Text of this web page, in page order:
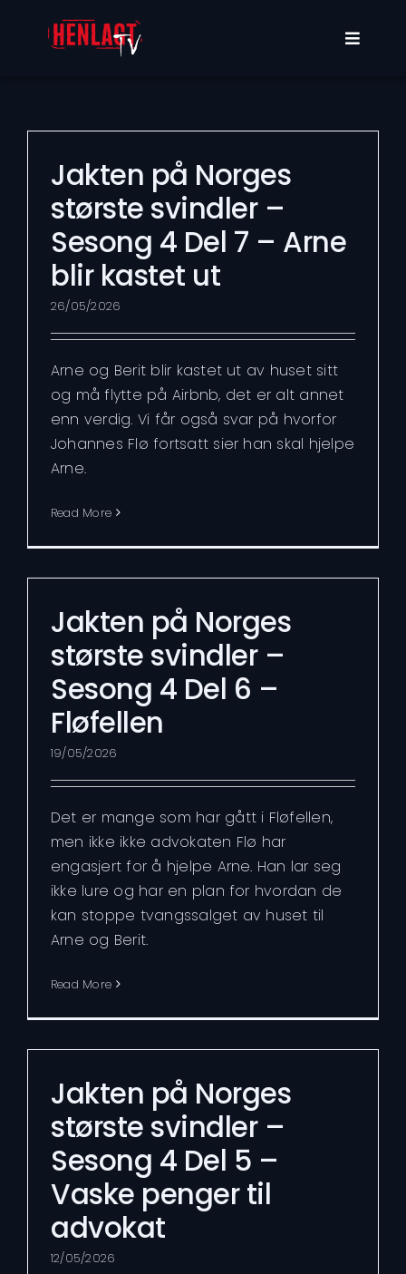
Toggle
Min konto
Jakten på Norges
største svindler –
Sesong 4 Del 7 – Arne
blir kastet ut
26/05/2026
Arne og Berit blir kastet ut av huset sitt
og må flytte på Airbnb, det er alt annet
enn verdig. Vi får også svar på hvorfor
Johannes Flø fortsatt sier han skal hjelpe
Arne.
Read More
Jakten på Norges
største svindler –
Sesong 4 Del 6 –
Fløfellen
19/05/2026
Det er mange som har gått i Fløfellen,
men ikke ikke advokaten Flø har
engasjert for å hjelpe Arne. Han lar seg
ikke lure og har en plan for hvordan de
kan stoppe tvangssalget av huset til
Arne og Berit.
Read More
Jakten på Norges
største svindler –
Sesong 4 Del 5 –
Vaske penger til
advokat
12/05/2026